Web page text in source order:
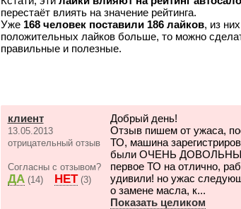
перестаёт влиять на значение рейтинга.
Уже 168 человек поставили 186 лайков, из
положительных лайков больше, то можно
правильные и полезные.
клиент
13.05.2013
отрицательный отзыв
Согласны с отзывом?
ДА (14) НЕТ (3)
Добрый день!
Отзыв пишем от ужаса,
ТО, машина
были ОЧЕНЬ ДОВОЛЬНЫ,
первое ТО на отлично,
удивили! но ужас
о замене масла, к...
Показать целиком